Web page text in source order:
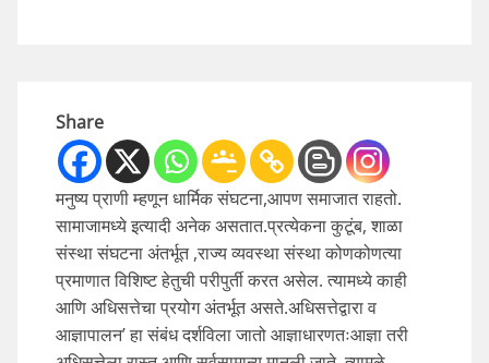
Share
मनुष्य प्राणी म्हणून धार्मिक संघटना,आपण समाजात राहतो.
सामाजामध्ये इत्यादी अनेक असतात.प्रत्येकना कुटूंब, शाळा
संस्था संघटना अंतर्भूत ,राज्य व्यवस्था संस्था कोणकोणत्या
प्रमाणात विशिष्ट हेतुची परीपुर्ती करत असेल. त्यामध्ये काही
आणि अधिसत्तेचा प्रयोग अंतर्भूत असते.अधिसत्तेद्वारा व
आज्ञापालन’ हा संबंध दर्शविला जातो आज्ञाधारणतःआज्ञा तरी